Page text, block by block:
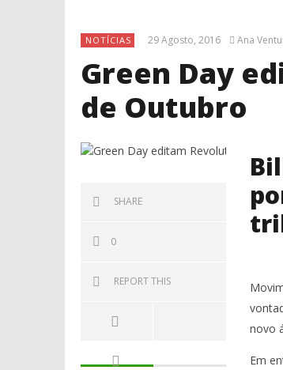
NOTÍCIAS 29 Agosto, 2016 Ana
Green Day
de Outubro
SHARE
0
REPORT THIS
novo
Em